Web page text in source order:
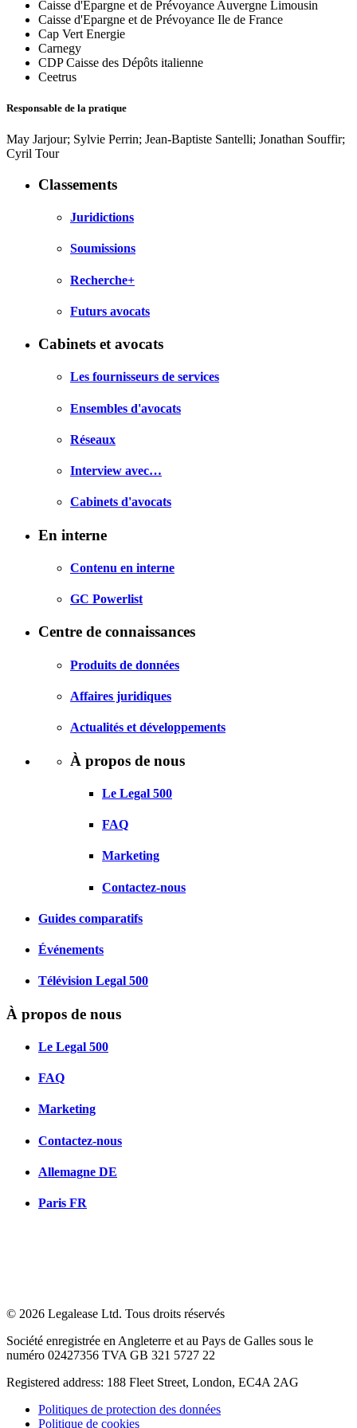
Caisse d'Epargne et de Prévoyance Auvergne Limousin
Caisse d'Epargne et de Prévoyance Ile de France
Cap Vert Energie
Carnegy
CDP Caisse des Dépôts italienne
Ceetrus
Responsable de la pratique
May Jarjour; Sylvie Perrin; Jean-Baptiste Santelli; Jonathan Souffir;
Cyril Tour
Classements
Juridictions
Soumissions
Recherche+
Futurs avocats
Cabinets et avocats
Les fournisseurs de services
Ensembles d'avocats
Réseaux
Interview avec…
Cabinets d'avocats
En interne
Contenu en interne
GC Powerlist
Centre de connaissances
Produits de données
Affaires juridiques
Actualités et développements
À propos de nous
Le Legal 500
FAQ
Marketing
Contactez-nous
Guides comparatifs
Événements
Télévision Legal 500
À propos de nous
Le Legal 500
FAQ
Marketing
Contactez-nous
Allemagne DE
Paris FR
© 2026 Legalease Ltd. Tous droits réservés
Société enregistrée en Angleterre et au Pays de Galles sous le
numéro 02427356 TVA GB 321 5727 22
Registered address: 188 Fleet Street, London, EC4A 2AG
Politiques de protection des données
Politique de cookies